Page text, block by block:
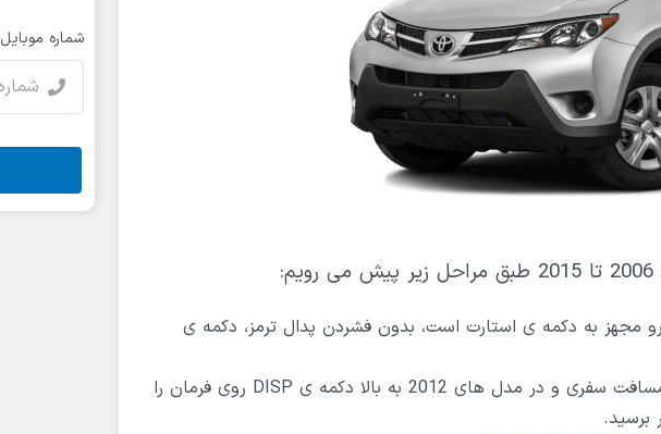
مجهز به دکمه ی استارت است، بدون فشردن پدال ترمز، دکمه ی
در مدل های 2012 به پایین دکمه ی odometer یا مسافت سفری و در مدل های 2012 به بالا دکمه ی DISP روی فرمان را
شماره موبایل